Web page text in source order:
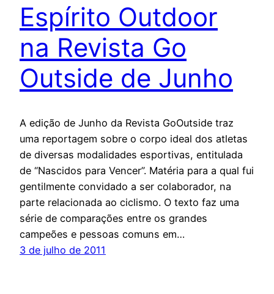
Espírito Outdoor
na Revista Go
Outside de Junho
A edição de Junho da Revista GoOutside traz
uma reportagem sobre o corpo ideal dos atletas
de diversas modalidades esportivas, entitulada
de “Nascidos para Vencer”. Matéria para a qual fui
gentilmente convidado a ser colaborador, na
parte relacionada ao ciclismo. O texto faz uma
série de comparações entre os grandes
campeões e pessoas comuns em…
3 de julho de 2011